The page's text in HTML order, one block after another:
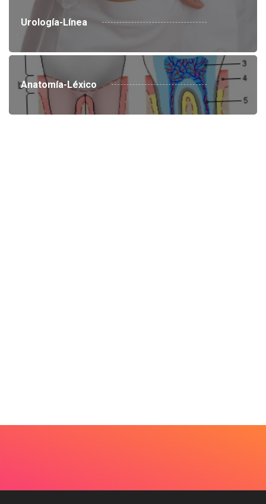
Urología-Línea
Anatomía-Léxico